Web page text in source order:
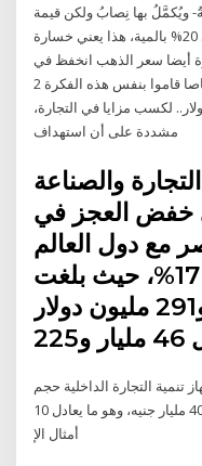
ويُكمَّلُ بها نِصابُ ولكن قيمة
البيع منخفظة على قيمة الشراء بحوالي 20% بالمية، هذا يعني خسارة
أيضا سعر الذهب انخفظ في
الآونة الأخيرة، وأعرف أشخاصا قاموا بنفس هذه الفكرة 2 days ago ·
لكسب مزايا في التجارة،
مشددة على أن استهداف
والصناعة
خفض العجز في
مع دول العالم
خلال عام 2020 بنسبة 17%، حيث بلغت
قيمة العجز 38 مليار و291 مليون دولار
التجارة الداخلية حجم
سوق التجارة الإلكترونية في مصر بنحو 400 مليار جنيه، وهو ما يعادل 10
أمثال الإ